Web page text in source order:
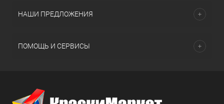
НАШИ ПРЕДЛОЖЕНИЯ
ПОМОЩЬ И СЕРВИСЫ